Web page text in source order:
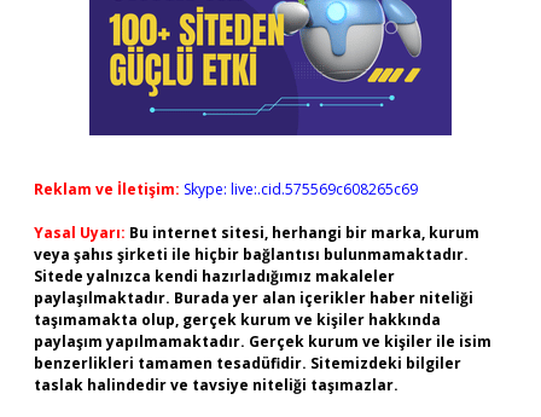
Reklam ve İletişim: Skype: live:.cid.575569c608265c69
Yasal Uyarı: Bu internet sitesi, herhangi bir marka, kurum
veya şahıs şirketi ile hiçbir bağlantısı bulunmamaktadır.
Sitede yalnızca kendi hazırladığımız makaleler
paylaşılmaktadır. Burada yer alan içerikler haber niteliği
taşımamakta olup, gerçek kurum ve kişiler hakkında
paylaşım yapılmamaktadır. Gerçek kurum ve kişiler ile isim
benzerlikleri tamamen tesadüfidir. Sitemizdeki bilgiler
taslak halindedir ve tavsiye niteliği taşımazlar.